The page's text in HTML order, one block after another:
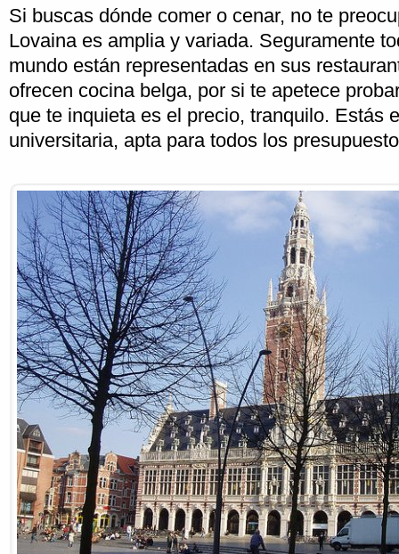
Si buscas dónde comer o cenar, no te
Lovaina es amplia y variada. Seguramente
mundo están representadas en sus
ofrecen cocina belga, por si te apetece
que te inquieta es el precio, tranquilo. Estás
universitaria, apta para todos los